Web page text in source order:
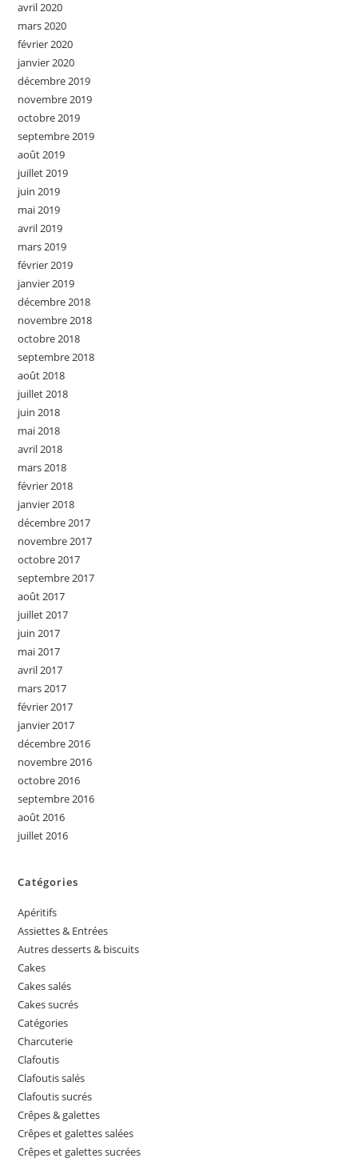
avril 2020
mars 2020
février 2020
janvier 2020
décembre 2019
novembre 2019
octobre 2019
septembre 2019
août 2019
juillet 2019
juin 2019
mai 2019
avril 2019
mars 2019
février 2019
janvier 2019
décembre 2018
novembre 2018
octobre 2018
septembre 2018
août 2018
juillet 2018
juin 2018
mai 2018
avril 2018
mars 2018
février 2018
janvier 2018
décembre 2017
novembre 2017
octobre 2017
septembre 2017
août 2017
juillet 2017
juin 2017
mai 2017
avril 2017
mars 2017
février 2017
janvier 2017
décembre 2016
novembre 2016
octobre 2016
septembre 2016
août 2016
juillet 2016
Catégories
Apéritifs
Assiettes & Entrées
Autres desserts & biscuits
Cakes
Cakes salés
Cakes sucrés
Catégories
Charcuterie
Clafoutis
Clafoutis salés
Clafoutis sucrés
Crêpes & galettes
Crêpes et galettes salées
Crêpes et galettes sucrées